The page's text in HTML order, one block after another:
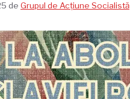
de Grupul de Acțiune Socialistă